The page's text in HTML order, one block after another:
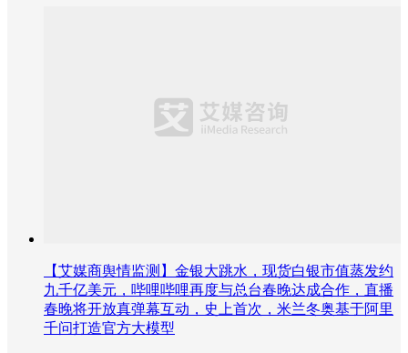
【艾媒商舆情监测】金银大跳水，现货白银市值蒸发约
九千亿美元，哔哩哔哩再度与总台春晚达成合作，直播
春晚将开放真弹幕互动，史上首次，米兰冬奥基于阿里
千问打造官方大模型